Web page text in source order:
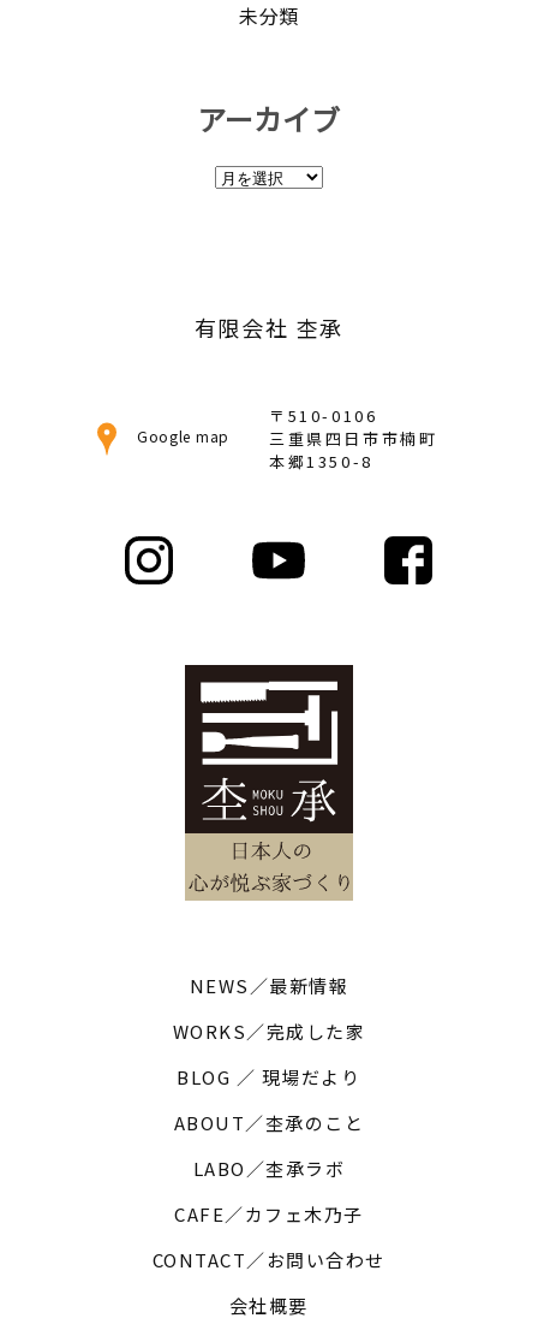
未分類
アーカイブ
ア
有限会社 杢承
Google map
〒510-0106
三重県四日市市楠町
本郷1350-8
NEWS／最新情報
WORKS／完成した家
BLOG ／ 現場だより
ABOUT／杢承のこと
LABO／杢承ラボ
CAFE／カフェ木乃子
CONTACT／お問い合わせ
会社概要